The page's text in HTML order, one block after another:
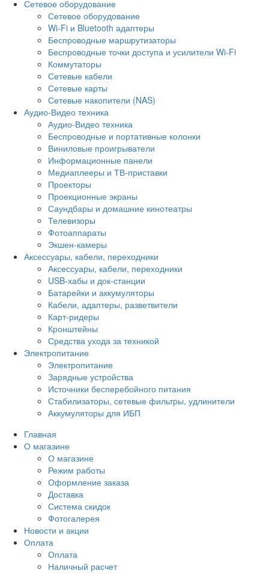
Сетевое оборудование
Сетевое оборудование
Wi-Fi и Bluetooth адаптеры
Беспроводные маршрутизаторы
Беспроводные точки доступа и усилители Wi-Fi
Коммутаторы
Сетевые кабели
Сетевые карты
Сетевые накопители (NAS)
Аудио-Видео техника
Аудио-Видео техника
Беспроводные и портативные колонки
Виниловые проигрыватели
Информационные панели
Медиаплееры и ТВ-приставки
Проекторы
Проекционные экраны
Саундбары и домашние кинотеатры
Телевизоры
Фотоаппараты
Экшен-камеры
Аксессуары, кабели, переходники
Аксессуары, кабели, переходники
USB-хабы и док-станции
Батарейки и аккумуляторы
Кабели, адаптеры, разветвители
Карт-ридеры
Кронштейны
Средства ухода за техникой
Электропитание
Электропитание
Зарядные устройства
Источники бесперебойного питания
Стабилизаторы, сетевые фильтры, удлинители
Аккумуляторы для ИБП
Главная
О магазине
О магазине
Режим работы
Оформление заказа
Доставка
Система скидок
Фотогалерея
Новости и акции
Оплата
Оплата
Наличный расчет